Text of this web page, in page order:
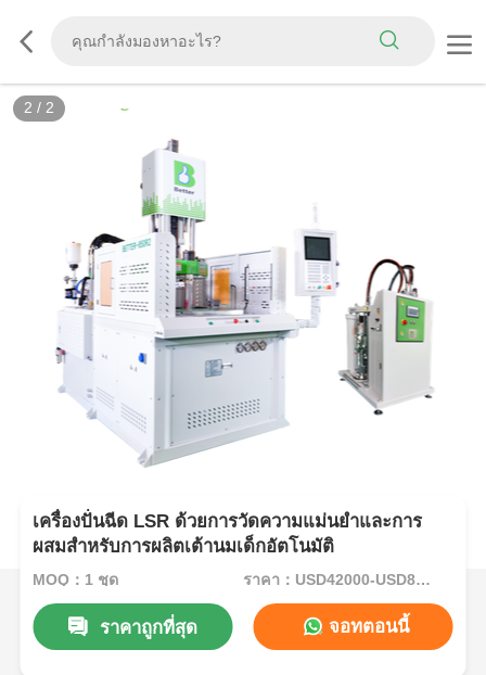
2 / 2
เครื่องปั่นฉีด LSR ด้วยการวัดความแม่นยําและการ
ผสมสําหรับการผลิตเต้านมเด็กอัตโนมัติ
MOQ：1 ชุด ราคา：USD42000-USD82000per set
ราคาถูกที่สุด จอทตอนนี้